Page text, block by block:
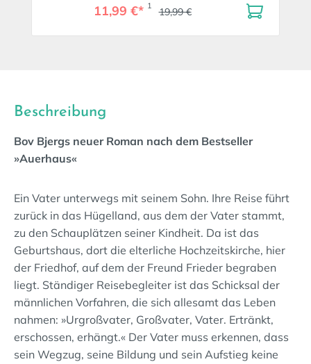
11,99 €* 1 19,99 €
Beschreibung
Bov Bjergs neuer Roman nach dem Bestseller
»Auerhaus«
Ein Vater unterwegs mit seinem Sohn. Ihre Reise führt
zurück in das Hügelland, aus dem der Vater stammt,
zu den Schauplätzen seiner Kindheit. Da ist das
Geburtshaus, dort die elterliche Hochzeitskirche, hier
der Friedhof, auf dem der Freund Frieder begraben
liegt. Ständiger Reisebegleiter ist das Schicksal der
männlichen Vorfahren, die sich allesamt das Leben
nahmen: »Urgroßvater, Großvater, Vater. Ertränkt,
erschossen, erhängt.« Der Vater muss erkennen, dass
sein Wegzug, seine Bildung und sein Aufstieg keine